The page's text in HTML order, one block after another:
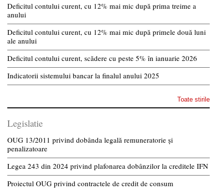
Deficitul contului curent, cu 12% mai mic după prima treime a
anului
Deficitul contului curent, cu 12% mai mic după primele două luni
ale anului
Deficitul contului curent, scădere cu peste 5% în ianuarie 2026
Indicatorii sistemului bancar la finalul anului 2025
Toate stirile
Legislatie
OUG 13/2011 privind dobânda legală remuneratorie și
penalizatoare
Legea 243 din 2024 privind plafonarea dobânzilor la creditele IFN
Proiectul OUG privind contractele de credit de consum